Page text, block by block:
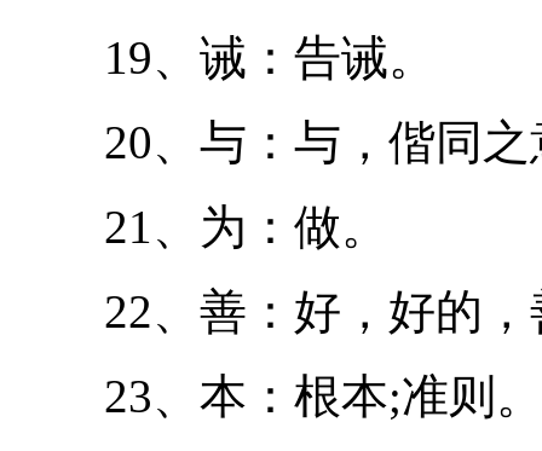
19、诫：告诫。
20、与：与，偕同之
21、为：做。
22、善：好，好的，
23、本：根本;准则。